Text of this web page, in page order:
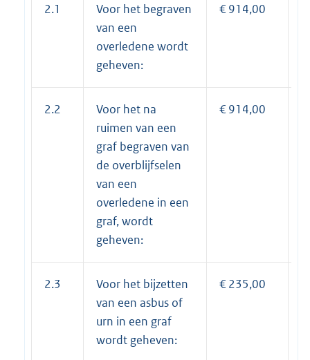
2.1
Voor het begraven
van een
overledene wordt
geheven:
€ 914,00
2.2
Voor het na
ruimen van een
graf begraven van
de overblijfselen
van een
overledene in een
graf, wordt
geheven:
€ 914,00
2.3
Voor het bijzetten
van een asbus of
urn in een graf
wordt geheven:
€ 235,00